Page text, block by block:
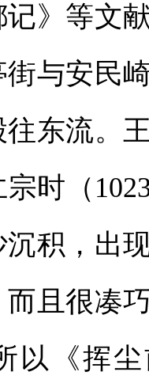
》等文
与安民
东流。
时（
积，出
且很凑
以《挥